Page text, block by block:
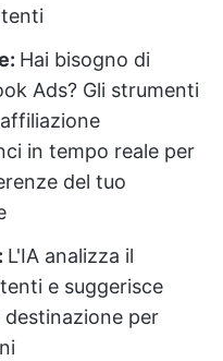
: Hai bisogno di
Ads? Gli strumenti
in tempo reale per
del tuo
: L'IA analizza il
e suggerisce
per